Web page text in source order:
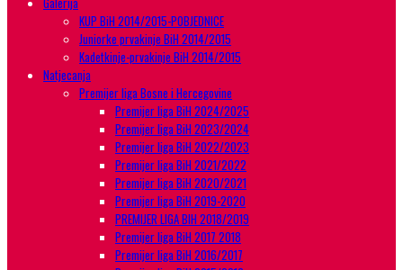
KUP BiH 2014/2015-POBJEDNICE
Juniorke prvakinje BiH 2014/2015
Kadetkinje-prvakinje BiH 2014/2015
Natjecanja
Premijer liga Bosne i Hercegovine
Premijer liga BiH 2024/2025
Premijer liga BiH 2023/2024
Premijer liga BiH 2022/2023
Premijer liga BiH 2021/2022
Premijer liga BiH 2020/2021
Premijer liga BiH 2019-2020
PREMIJER LIGA BIH 2018/2019
Premijer liga BiH 2017 2018
Premijer liga BiH 2016/2017